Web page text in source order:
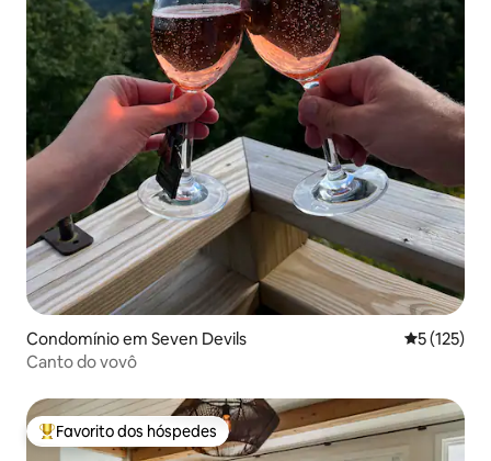
Condomínio em Seven Devils
5 (125)
Canto do vovô
Favoritos dos hóspedes mais apreciados
Favorito dos hóspedes